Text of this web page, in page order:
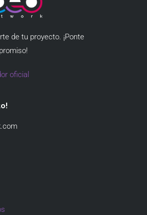
de tu proyecto. ¡Ponte